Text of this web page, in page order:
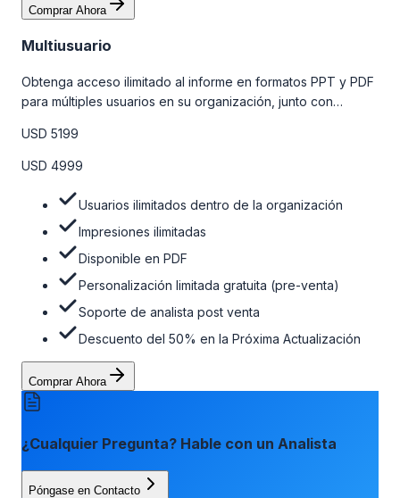
Comprar Ahora
Multiusuario
Obtenga acceso ilimitado al informe en formatos PPT y PDF
para múltiples usuarios en su organización, junto con
venta, el soporte post-venta de nuestros analistas y una
opción de actualización gratuita del informe dentro de 180
la tabla de precios a continuación.
USD 5199
USD 4999
Usuarios ilimitados dentro de la organización
Impresiones ilimitadas
Disponible en PDF
Personalización limitada gratuita (pre-venta)
Soporte de analista post venta
Descuento del 50% en la Próxima Actualización
Comprar Ahora
¿Cualquier Pregunta? Hable con un Analista
Póngase en Contacto